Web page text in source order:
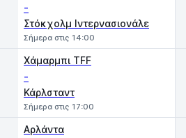
-
Στόκχολμ Ιντερνασιονάλε
Σήμερα στις 14:00
Χάμαρμπι TFF
-
Κάρλσταντ
Σήμερα στις 17:00
Αρλάντα